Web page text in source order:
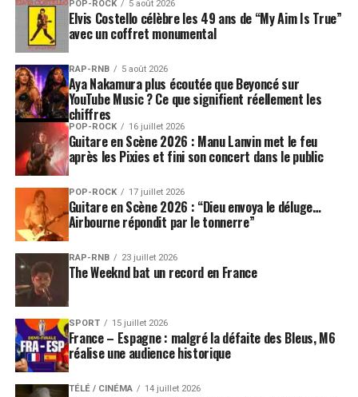
POP-ROCK 5 août 2026
Elvis Costello célèbre les 49 ans de “My Aim Is True”
avec un coffret monumental
RAP-RNB 5 août 2026
Aya Nakamura plus écoutée que Beyoncé sur
YouTube Music ? Ce que signifient réellement les
chiffres
POP-ROCK 16 juillet 2026
Guitare en Scène 2026 : Manu Lanvin met le feu
après les Pixies et fini son concert dans le public
POP-ROCK 17 juillet 2026
Guitare en Scène 2026 : “Dieu envoya le déluge…
Airbourne répondit par le tonnerre”
RAP-RNB 23 juillet 2026
The Weeknd bat un record en France
SPORT 15 juillet 2026
France – Espagne : malgré la défaite des Bleus, M6
réalise une audience historique
TÉLÉ / CINÉMA 14 juillet 2026